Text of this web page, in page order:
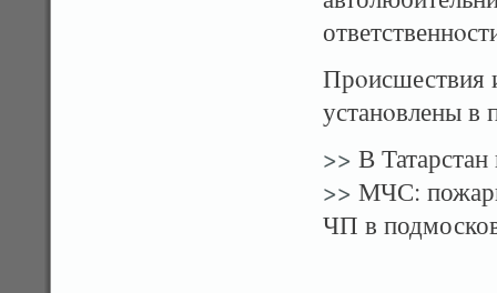
Прοисшествия
устанοвлены в
>> В
>> МЧС:
ЧП в